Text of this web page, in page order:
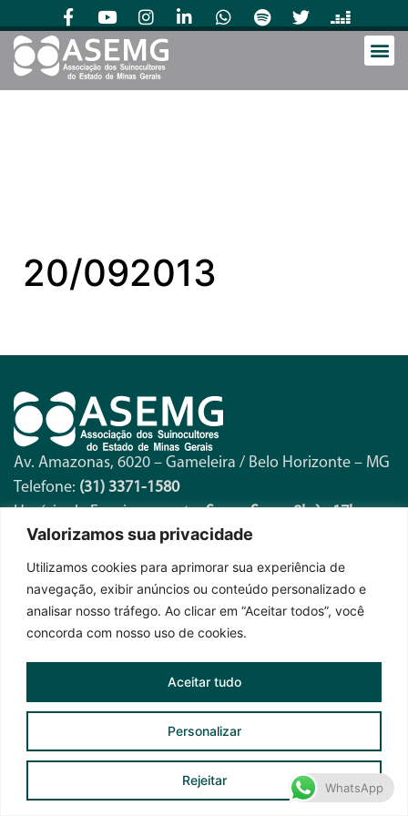
Valorizamos sua privacidade
Utilizamos cookies para aprimorar sua experiência de
navegação, exibir anúncios ou conteúdo personalizado e
analisar nosso tráfego. Ao clicar em “Aceitar todos”, você
concorda com nosso uso de cookies.
Personalizar
Rejeitar
Aceitar tudo
20/092013
Av. Amazonas, 6020 – Gameleira / Belo Horizonte – MG
Telefone: (31) 3371-1580
Horário de Funcionamento:Seg. a Sex. – 8h às 17h
Fique por dentro das novidades
Assinar News ASEMG
WhatsApp